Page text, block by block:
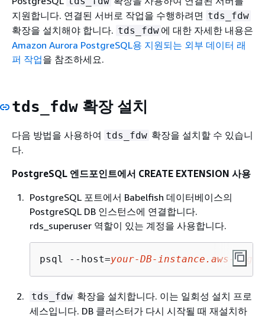
지원합니다. 연결된 서버로 작업을 수행하려면 tds_fdw
확장을 설치해야 합니다. tds_fdw 에 대한 자세한 내용은
Amazon Aurora PostgreSQL용 지원되는 외부 데이터 래
퍼 작업을 참조하세요.
tds_fdw 확장 설치
다음 방법을 사용하여 tds_fdw 확장을 설치할 수 있습니
다.
PostgreSQL 엔드포인트에서 CREATE EXTENSION 사용
PostgreSQL 포트에서 Babelfish 데이터베이스의
PostgreSQL DB 인스턴스에 연결합니다.
rds_superuser 역할이 있는 계정을 사용합니다.
psql --host=your-DB-instance.aws-
tds_fdw 확장을 설치합니다. 이는 일회성 설치 프로
세스입니다. DB 클러스터가 다시 시작될 때 재설치하